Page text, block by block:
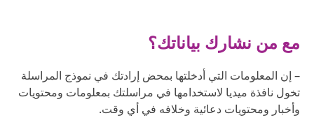
مع من نشارك بياناتك؟
– إن المعلومات التي أدخلتها بمحض إرادتك في نموذج المراسلة
تخول نافذة ميديا لاستخدامها في مراسلتك بمعلومات ومحتويات
وأخبار ومحتويات دعائية وخلافه في أي وقت.